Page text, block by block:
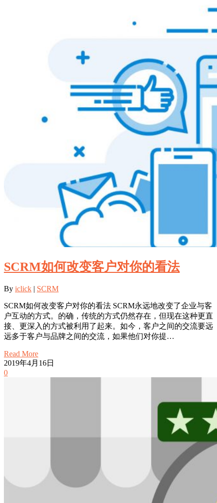
SCRM如何改变客户对你的看法
By iclick | SCRM
SCRM如何改变客户对你的看法 SCRM永远地改变了企业与客
户互动的方式。的确，传统的方式仍然存在，但现在这种更直
接、更深入的方式被利用了起来。如今，客户之间的交流要远
远多于客户与品牌之间的交流，如果他们对你提…
Read More
2019年4月16日
0